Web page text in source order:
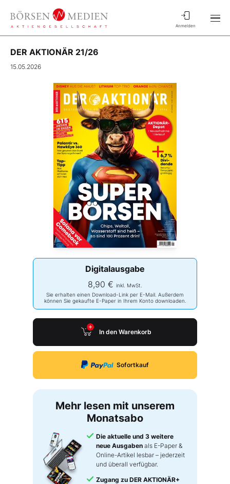
Anmelden
DER AKTIONÄR 21/26
15.05.2026
Digitalausgabe
8,90 € inkl. MwSt.
Sie erhalten einen Download-Link per E-Mail. Außerdem
können Sie gekaufte E-Paper in Ihrem Konto downloaden.
In den Warenkorb
Sofortkauf
Mehr lesen mit unserem
Monatsabo
Die aktuelle und 3 weitere
neue Ausgaben als E-Paper &
Online-Artikel lesbar – jederzeit
und überall verfügbar.
Zugang zu DER AKTIONÄR+